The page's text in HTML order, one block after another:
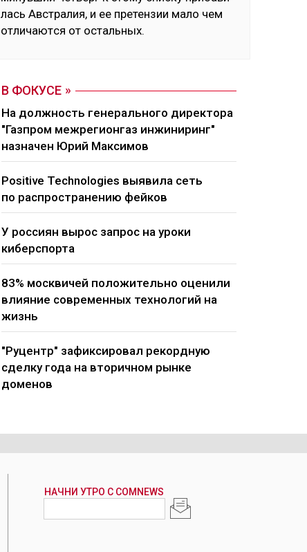
лась Авс­тра­лия, и ее пре­тен­зии ма­ло чем
от­ли­чают­ся от ос­таль­ных.
В ФОКУСЕ
На должность генерального директора
"Газпром межрегионгаз инжиниринг"
назначен Юрий Максимов
Positive Technologies выявила сеть
по распространению фейков
У россиян вырос запрос на уроки
киберспорта
83% москвичей положительно оценили
влияние современных технологий на
жизнь
"Руцентр" зафиксировал рекордную
сделку года на вторичном рынке
доменов